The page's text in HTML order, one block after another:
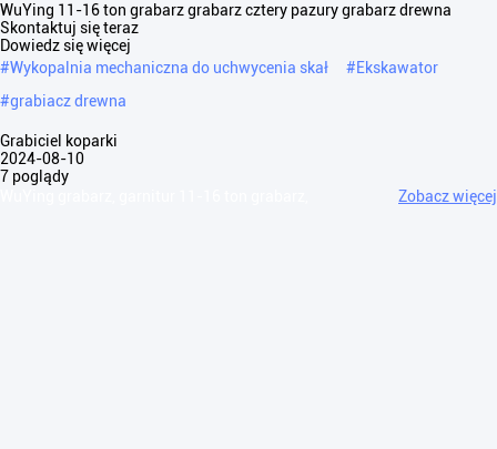
WuYing 11-16 ton grabarz grabarz cztery pazury grabarz drewna
Skontaktuj się teraz
Dowiedz się więcej
#Wykopalnia mechaniczna do uchwycenia skał #Ekskawator
#grabiacz drewna
Grabiciel koparki
2024-08-10
7 poglądy
Zobacz więcej